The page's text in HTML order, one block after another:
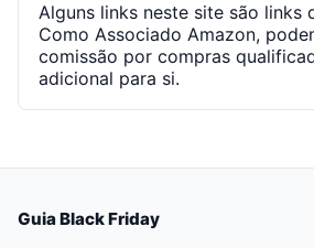
Alguns links neste site são links
Como Associado Amazon,
comissão por compras
adicional para si.
Guia Black Friday